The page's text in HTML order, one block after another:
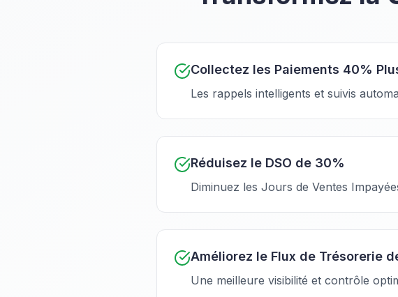
Collectez les Paiements 40%
Les rappels intelligents et suivis
Réduisez le DSO de 30%
Diminuez les Jours de Ventes
Améliorez le Flux de Trésorerie
Une meilleure visibilité et contrôle